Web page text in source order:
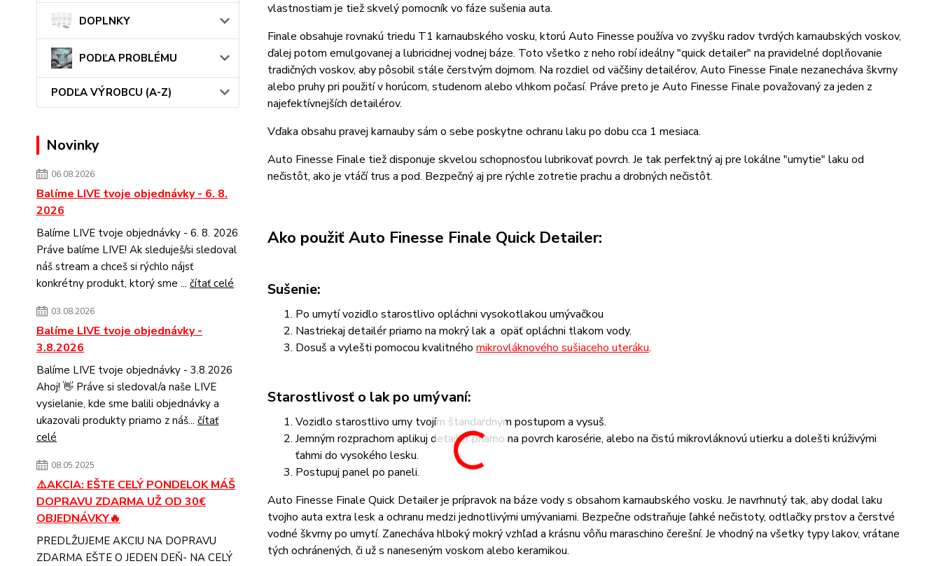
DOPLNKY
PODĽA PROBLÉMU
PODĽA VÝROBCU (A-Z)
Novinky
06.08.2026
Balíme LIVE tvoje objednávky - 6. 8.
2026
Balíme LIVE tvoje objednávky - 6. 8. 2026
Práve balíme LIVE! Ak sleduješ/si sledoval
náš stream a chceš si rýchlo nájsť
konkrétny produkt, ktorý sme ... čítať celé
03.08.2026
Balíme LIVE tvoje objednávky -
3.8.2026
Balíme LIVE tvoje objednávky - 3.8.2026
Ahoj! 👋 Práve si sledoval/a naše LIVE
vysielanie, kde sme balili objednávky a
ukazovali produkty priamo z náš... čítať
celé
08.05.2025
⚠️AKCIA: EŠTE CELÝ PONDELOK MÁŠ
DOPRAVU ZDARMA UŽ OD 30€
OBJEDNÁVKY🔥
PREDLŽUJEME AKCIU NA DOPRAVU
ZDARMA EŠTE O JEDEN DEŇ- NA CELÝ
vlastnostiam je tiež skvelý pomocník vo fáze sušenia auta.
Finale obsahuje rovnakú triedu T1 karnaubského vosku, ktorú Auto Finesse používa vo zvyšku radov tvrdých karnaubských voskov,
ďalej potom emulgovanej a lubricidnej vodnej báze. Toto všetko z neho robí ideálny "quick detailer" na pravidelné doplňovanie
tradičných voskov, aby pôsobil stále čerstvým dojmom. Na rozdiel od väčšiny detailérov, Auto Finesse Finale nezanecháva škvrny
alebo pruhy pri použití v horúcom, studenom alebo vlhkom počasí. Práve preto je Auto Finesse Finale považovaný za jeden z
najefektívnejších detailérov.
Vďaka obsahu pravej karnauby sám o sebe poskytne ochranu laku po dobu cca 1 mesiaca.
Auto Finesse Finale tiež disponuje skvelou schopnosťou lubrikovať povrch. Je tak perfektný aj pre lokálne "umytie" laku od
nečistôt, ako je vtáčí trus a pod. Bezpečný aj pre rýchle zotretie prachu a drobných nečistôt.
Ako použiť Auto Finesse Finale Quick Detailer:
Sušenie:
Po umytí vozidlo starostlivo opláchni vysokotlakou umývačkou
Nastriekaj detailér priamo na mokrý lak a opäť opláchni tlakom vody.
Dosuš a vylešti pomocou kvalitného mikrovláknového sušiaceho uteráku.
Starostlivosť o lak po umývaní:
Vozidlo starostlivo umy tvojím štandardným postupom a vysuš.
Jemným rozprachom aplikuj detailér priamo na povrch karosérie, alebo na čistú mikrovláknovú utierku a dolešti krúživými
ťahmi do vysokého lesku.
Postupuj panel po paneli.
Auto Finesse Finale Quick Detailer je prípravok na báze vody s obsahom karnaubského vosku. Je navrhnutý tak, aby dodal laku
tvojho auta extra lesk a ochranu medzi jednotlivými umývaniami. Bezpečne odstraňuje ľahké nečistoty, odtlačky prstov a čerstvé
vodné škvrny po umytí. Zanecháva hlboký mokrý vzhľad a krásnu vôňu maraschino čerešní. Je vhodný na všetky typy lakov, vrátane
tých ochránených, či už s naneseným voskom alebo keramikou.